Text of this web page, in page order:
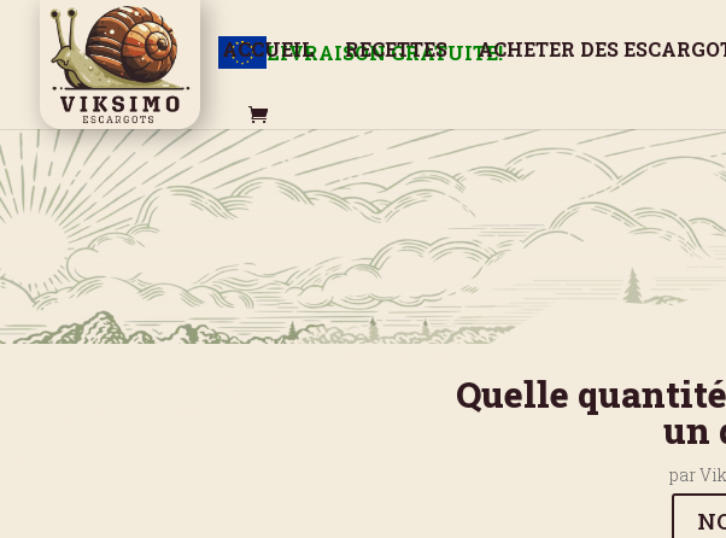
LIVRAISON GRATUITE!
ACCUEIL RECETTES ACHETER DES
Quelle
un
par